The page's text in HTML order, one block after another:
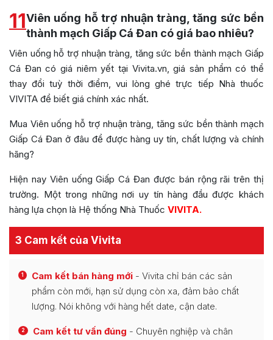
11Viên uống hỗ trợ nhuận tràng, tăng sức bền
thành mạch Giấp Cá Đan có giá bao nhiêu?
Viên uống hỗ trợ nhuận tràng, tăng sức bền thành mạch Giấp
Cá Đan có giá niêm yết tại Vivita.vn, giá sản phẩm có thể
thay đổi tuỳ thời điểm, vui lòng ghé trực tiếp Nhà thuốc
VIVITA để biết giá chính xác nhất.
Mua Viên uống hỗ trợ nhuận tràng, tăng sức bền thành mạch
Giấp Cá Đan ở đâu để được hàng uy tín, chất lượng và chính
hãng?
Hiện nay Viên uống Giấp Cá Đan được bán rộng rãi trên thị
trường. Một trong những nơi uy tín hàng đầu được khách
hàng lựa chọn là Hệ thống Nhà Thuốc VIVITA.
3 Cam kết của Vivita
1 Cam kết bán hàng mới - Vivita chỉ bán các sản
phẩm còn mới, hạn sử dụng còn xa, đảm bảo chất
lượng. Nói không với hàng hết date, cận date.
2 Cam kết tư vấn đúng - Chuyên nghiệp và chân